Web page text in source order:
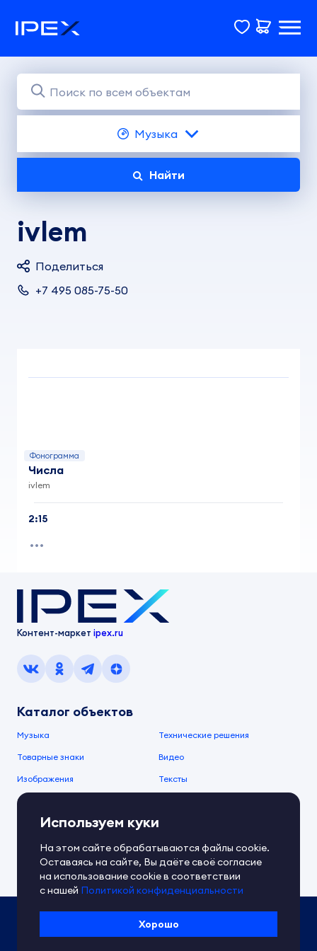
Музыка
Найти
ivlem
Поделиться
+7 495 085-75-50
Фонограмма
Числа
ivlem
2:15
Контент-маркет ipex.ru
Каталог объектов
Музыка Технические решения
Товарные знаки Видео
Изображения Тексты
О компании
О сервисе
Документы IPEX Справочный центр
Контакты Обратная связь
Политика IPEX по обработке ПД
Условия использования платформы
Используем куки
На этом сайте обрабатываются файлы cookie.
Оставаясь на сайте, Вы даёте своё согласие
на использование cookie в соответствии
с нашей Политикой конфиденциальности
Хорошо